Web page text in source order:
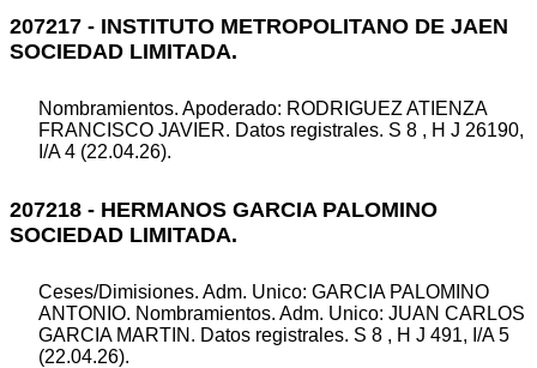
207217 - INSTITUTO METROPOLITANO DE JAEN
SOCIEDAD LIMITADA.
Nombramientos. Apoderado: RODRIGUEZ ATIENZA
FRANCISCO JAVIER. Datos registrales. S 8 , H J 26190,
I/A 4 (22.04.26).
207218 - HERMANOS GARCIA PALOMINO
SOCIEDAD LIMITADA.
Ceses/Dimisiones. Adm. Unico: GARCIA PALOMINO
ANTONIO. Nombramientos. Adm. Unico: JUAN CARLOS
GARCIA MARTIN. Datos registrales. S 8 , H J 491, I/A 5
(22.04.26).